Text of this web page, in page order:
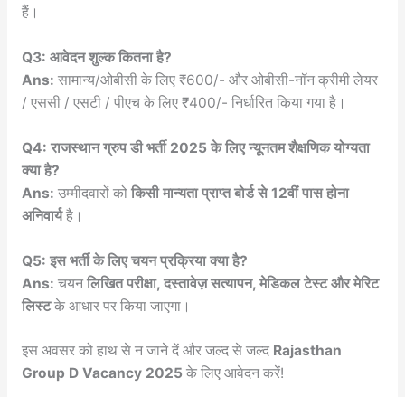
हैं।
Q3: आवेदन शुल्क कितना है?
Ans: सामान्य/ओबीसी के लिए ₹600/- और ओबीसी-नॉन क्रीमी लेयर
/ एससी / एसटी / पीएच के लिए ₹400/- निर्धारित किया गया है।
Q4: राजस्थान ग्रुप डी भर्ती 2025 के लिए न्यूनतम शैक्षणिक योग्यता
क्या है?
Ans: उम्मीदवारों को किसी मान्यता प्राप्त बोर्ड से 12वीं पास होना
अनिवार्यहै।
Q5: इस भर्ती के लिए चयन प्रक्रिया क्या है?
Ans: चयनलिखित परीक्षा, दस्तावेज़ सत्यापन, मेडिकल टेस्ट और मेरिट
लिस्टके आधार पर किया जाएगा।
इस अवसर को हाथ से न जाने दें और जल्द से जल्द Rajasthan
Group D Vacancy 2025 के लिए आवेदन करें!